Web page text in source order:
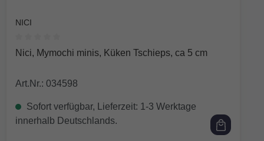
NICI
Durchschnittliche Bewertung von 0 von 5 Sternen
Nici, Mymochi minis, Küken Tschieps, ca 5 cm
Art.Nr.: 034598
Sofort verfügbar, Lieferzeit: 1-3 Werktage
innerhalb Deutschlands.